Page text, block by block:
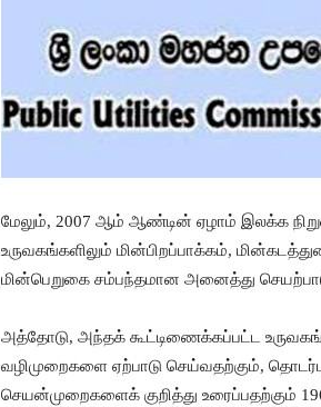
மேலும், 2007 ஆம் ஆண்டின் ஏழாம் இலக்க
உருவகங்களிலும் மின்பிறப்பாக்கம்,
மின்பெறுகை சம்பந்தமான அனைத்து
அத்தோடு, அந்தக் கூட்டிணைக்கப்பட்ட
வழிமுறைகளை ஏற்பாடு செய்வதற்கும்,
செயன்முறைகளைக் குறித்து